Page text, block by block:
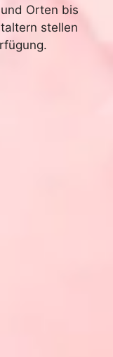
Orten bis
stellen